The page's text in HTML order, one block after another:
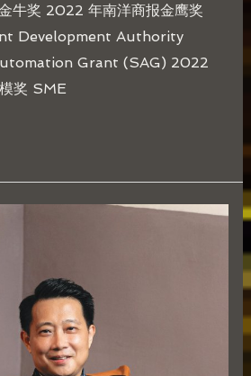
牛奖 2022 年南洋商报金鹰奖
Development Authority
Grant (SAG) 2022
奖 SME